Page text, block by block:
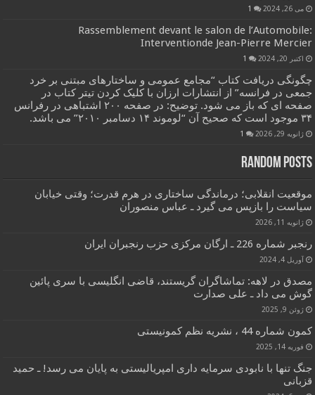
می 26, 2024 1
Rassemblement devant le salon de l’Automobile:
Interventionde Jean-Pierre Mercier
اکتبر 20, 2024 1
چگونگی دریافت کتاب “مجامع عمومی و ساختارهای مبتنی بر خرد
جمعی در فرانسه” از انتشارات ارزان با کلیک کردن تیتر کتاب در
صفحه ای که باز می شود. توضیح: در صفحه ۲۰۰ اشتباهی در رفرانس
۳۴ موجود است که صحیح آن “لوموند ۱۴ دسامبر ۲۰۱۰” می باشد.
ژانویه 29, 2026 1
Random Posts
موقعیت انقلابی؛ درماندگی ساختاری در هرم قدرت؛ وقتی خیابان
سیاست را بازپس می گیرد ـ عباس منصوران
ژانویه 11, 2026
رنجبر شماره 226 ـ ارگان مرکزی حزب رنجبران ایران
آوریل 4, 2024
مصدق در لاهه: تماشاگران گریستند، قاضی انگلیسی با سری پائین
گوش می داد ـ علی صدارت
ژوئن 9, 2025
کمون شماره 44 ، نشریه نظم کمونیستی
فوریه 14, 2025
جنگ تنها با نابودی سرمایه داری امپریالیستی به پایان می رسد! ـ حمید
قزبانی